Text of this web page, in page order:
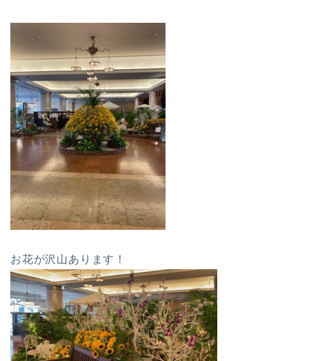
お花が沢山あります！